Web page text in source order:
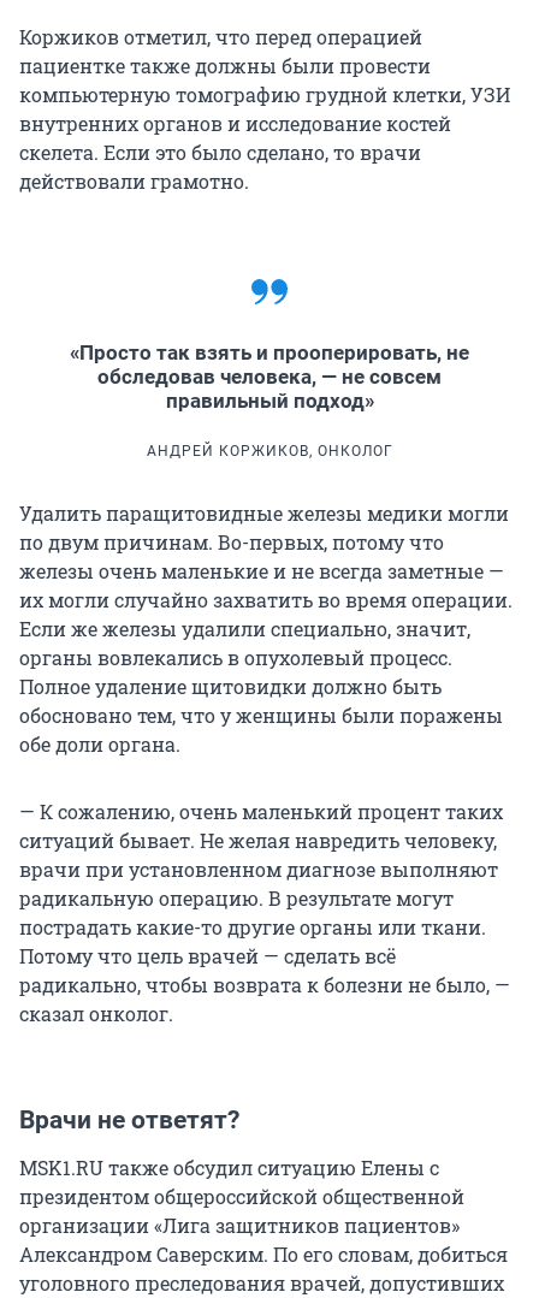
Коржиков отметил, что перед операцией
пациентке также должны были провести
компьютерную томографию грудной клетки, УЗИ
внутренних органов и исследование костей
скелета. Если это было сделано, то врачи
действовали грамотно.
«Просто так взять и прооперировать, не
обследовав человека, — не совсем
правильный подход»
АНДРЕЙ КОРЖИКОВ, ОНКОЛОГ
Удалить паращитовидные железы медики могли
по двум причинам. Во-первых, потому что
железы очень маленькие и не всегда заметные —
их могли случайно захватить во время операции.
Если же железы удалили специально, значит,
органы вовлекались в опухолевый процесс.
Полное удаление щитовидки должно быть
обосновано тем, что у женщины были поражены
обе доли органа.
— К сожалению, очень маленький процент таких
ситуаций бывает. Не желая навредить человеку,
врачи при установленном диагнозе выполняют
радикальную операцию. В результате могут
пострадать какие-то другие органы или ткани.
Потому что цель врачей — сделать всё
радикально, чтобы возврата к болезни не было, —
сказал онколог.
Врачи не ответят?
MSK1.RU также обсудил ситуацию Елены с
президентом общероссийской общественной
организации «Лига защитников пациентов»
Александром Саверским. По его словам, добиться
уголовного преследования врачей, допустивших